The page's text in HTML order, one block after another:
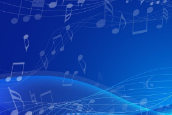
Drunk-Dazed
Tamed-Dashed
ENHYPEN(エンハイプン)の公式SNS